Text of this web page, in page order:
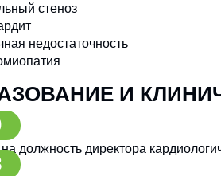
стеноз
недостаточность
И
должность директора